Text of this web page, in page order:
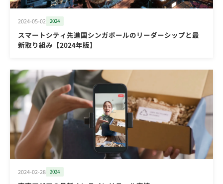
2024-05-02 2024
スマートシティ先進国シンガポールのリーダーシップと最
新取り組み【2024年版】
2024-02-28 2024